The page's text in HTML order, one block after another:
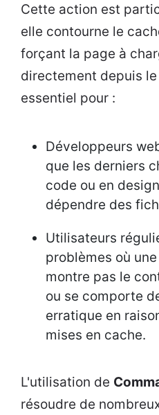
Cette action est
elle contourne le
forçant la page à
directement depuis
essentiel pour :
Développeurs
que les derniers
code ou en
dépendre des
Utilisateurs
problèmes où
montre pas le
ou se comporte
erratique en
mises en cache.
L'utilisation de
résoudre de